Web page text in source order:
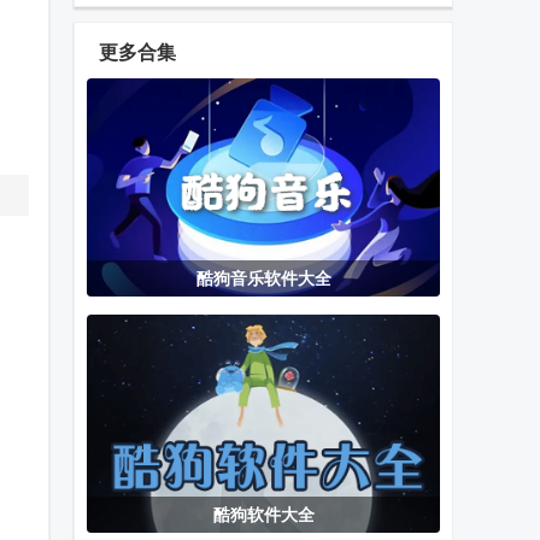
手机版 app手机版
2026纯净精简
百度CarLife车
载提取版
高德地图auto
版车机地图
光州智慧停车
手机客户端
水滴轻桌面电
用软件
CellularPro网
络频段锁定器
汽水音乐车机
画质MxPro终
极版安装
小薇出行车机
苹果风格车机 MoePal下载助 快快查汉语字
更多合集
酷狗音乐软件大全
酷狗软件大全